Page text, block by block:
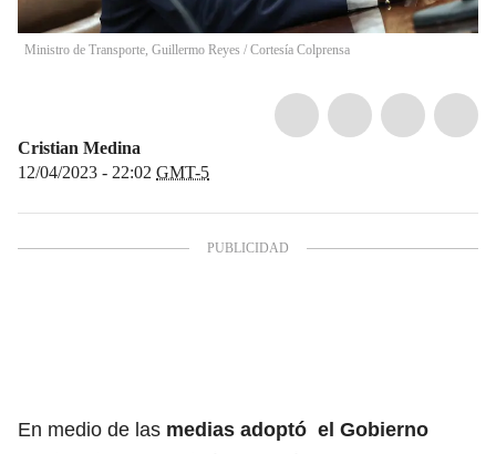
Ministro de Transporte, Guillermo Reyes / Cortesía Colprensa
Cristian Medina
12/04/2023 - 22:02 GMT-5
En medio de las medias adoptó el Gobierno